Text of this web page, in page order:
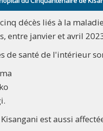
décès liés à la
entre janvier et avril
de santé de l'intérieur
est aussi